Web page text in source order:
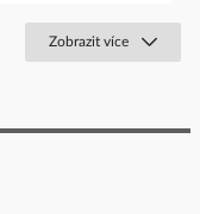
Zobrazit více